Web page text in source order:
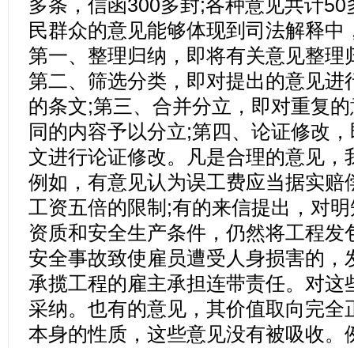
多条，信函300多封;各种意见共计
民群众的意见能够体现到司法解释
第一、整理归纳，即将有关意见整理
第二、筛选分类，即对提出的意见进
的条文;第三、合并分立，即对重复
同的内容予以分立;第四、论证修改
文进行论证修改。凡是合理的意见，
例如，有意见认为误工费应当据实赔
工资五倍的限制;有的来信提出，对
资质和安全生产条件，仍然将工程发
安全事故致使雇员遭受人身损害的，
承揽工程的雇主承担连带责任。对这
采纳。也有的意见，其价值取向完全
本身的性质，这些意见没有被吸收。